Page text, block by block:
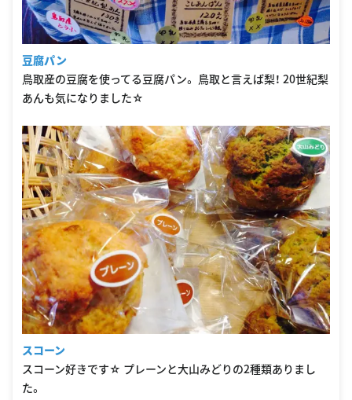
豆腐パン
鳥取産の豆腐を使ってる豆腐パン。 鳥取と言えば梨！ 20世紀梨
あんも気になりました☆
スコーン
スコーン好きです☆ プレーンと大山みどりの2種類ありまし
た。